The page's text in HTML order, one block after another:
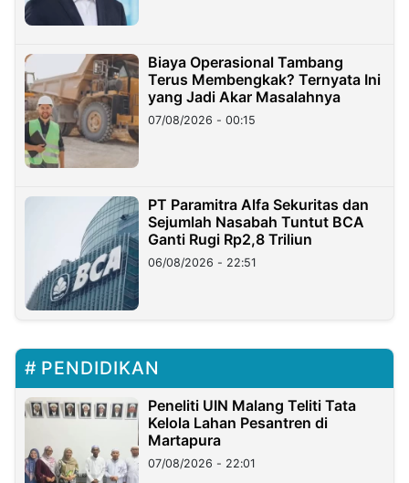
Biaya Operasional Tambang
Terus Membengkak? Ternyata Ini
yang Jadi Akar Masalahnya
07/08/2026 - 00:15
PT Paramitra Alfa Sekuritas dan
Sejumlah Nasabah Tuntut BCA
Ganti Rugi Rp2,8 Triliun
06/08/2026 - 22:51
PENDIDIKAN
Peneliti UIN Malang Teliti Tata
Kelola Lahan Pesantren di
Martapura
07/08/2026 - 22:01